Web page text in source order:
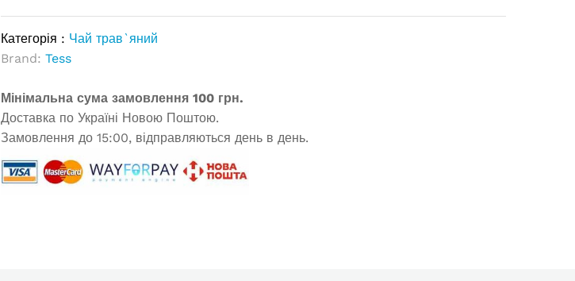
Категорія : Чай трав`яний
Brand:Tess
Мінімальна сума замовлення 100 грн.
Доставка по Україні Новою Поштою.
Замовлення до 15:00, відправляються день в день.